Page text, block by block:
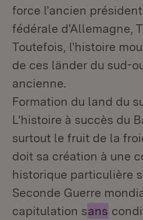
force l'ancien
fédérale d'Allemagne,
Toutefois, l'histoire
de ces länder du sud-
ancienne.
Formation du land du
L'histoire à succès du
surtout le fruit de la
doit sa création à une
historique particulière
Seconde Guerre
capitulation sans